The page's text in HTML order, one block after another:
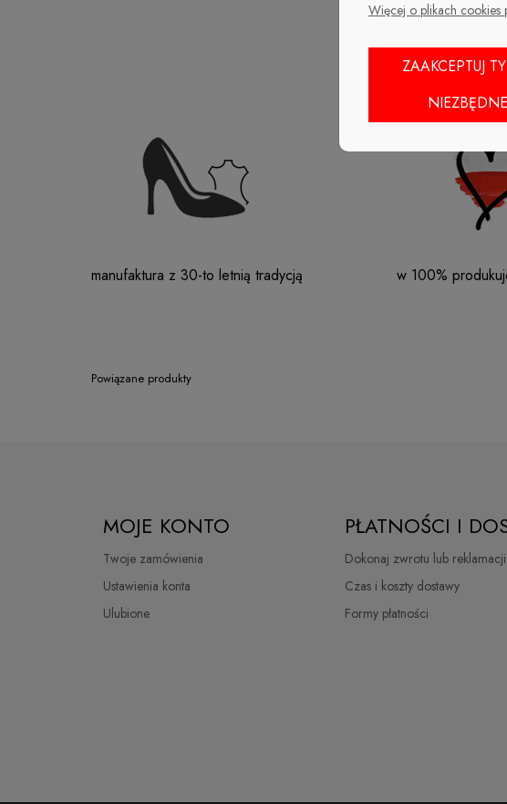
manufaktura z 30-to letnią tradycją w 100%
Powiązane produkty
MOJE KONTO
Twoje zamówienia
Ustawienia konta
Ulubione
PŁATNOŚCI I
Dokonaj zwrotu lub reklamacji
Czas i koszty dostawy
Formy płatności
Więcej o plikach cookies
ZAAKCEPTUJ
NIEZBĘDNE